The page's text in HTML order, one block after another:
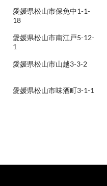
愛媛県松山市保免中1-1-
18
愛媛県松山市南江戸5-12-
1
愛媛県松山市山越3-3-2
愛媛県松山市味酒町3-1-1